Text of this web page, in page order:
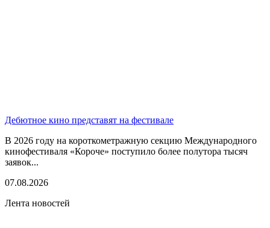
Дебютное кино представят на фестивале
В 2026 году на короткометражную секцию Международного
кинофестиваля «Короче» поступило более полутора тысяч
заявок...
07.08.2026
Лента новостей